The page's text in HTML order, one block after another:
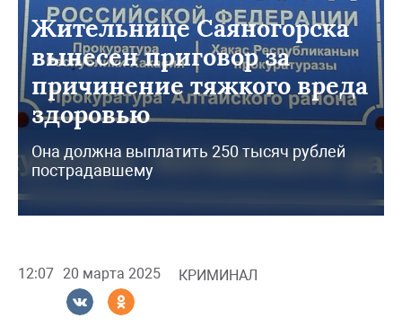
Жительнице Саяногорска
вынесен приговор за
причинение тяжкого вреда
здоровью
Она должна выплатить 250 тысяч рублей
пострадавшему
12:07 20 марта 2025 КРИМИНАЛ